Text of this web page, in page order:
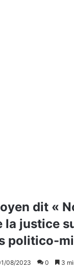
dit «
justice
politico-
08/2023 0 3